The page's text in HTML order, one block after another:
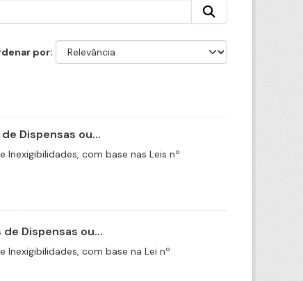
por
Dispensas ou...
com base nas Leis nº
Dispensas ou...
com base na Lei nº